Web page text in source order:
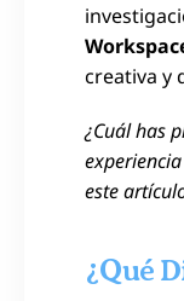
creativa y
¿Cuál has
este
¿Qué